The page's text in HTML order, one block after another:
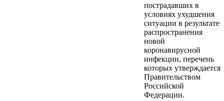
пострадавших в
условиях ухудшения
ситуации в результате
распространения
новой
коронавирусной
инфекции, перечень
которых утверждается
Правительством
Российской
Федерации.